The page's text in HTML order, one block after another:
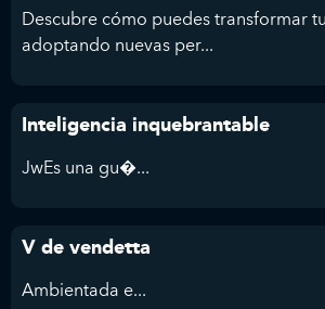
Descubre cómo puedes transformar
adoptando nuevas per...
Inteligencia inquebrantable
JwEs una gu�...
V de vendetta
Ambientada e...